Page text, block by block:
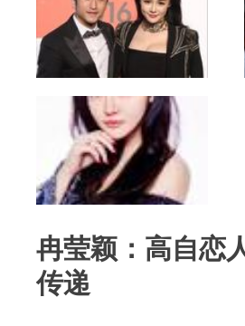
冉莹颖：高自恋
传递